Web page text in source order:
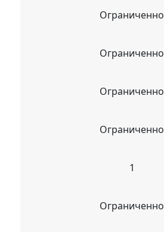
Ограниченно
Ограниченно
Ограниченно
Ограниченно
1
Ограниченно